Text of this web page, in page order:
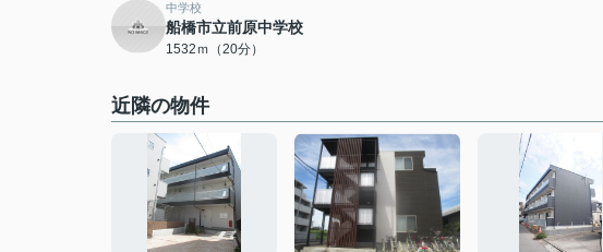
中学校
船橋市立前原中学校
1532ｍ（20分）
近隣の物件